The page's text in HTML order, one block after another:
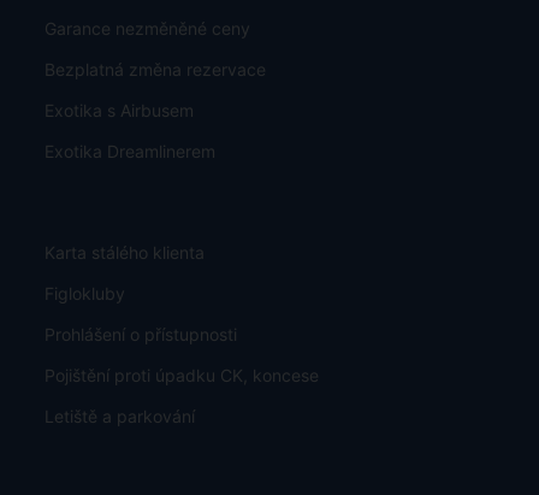
Garance nezměněné ceny
Bezplatná změna rezervace
Exotika s Airbusem
Exotika Dreamlinerem
Karta stálého klienta
Figlokluby
Prohlášení o přístupnosti
Pojištění proti úpadku CK, koncese
Letiště a parkování